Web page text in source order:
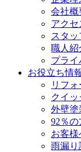
会社概
アク
スタ
職人紹
プライ
お役立ち情
リフ
クイッ
外壁塗
92％
お客様
雨漏り